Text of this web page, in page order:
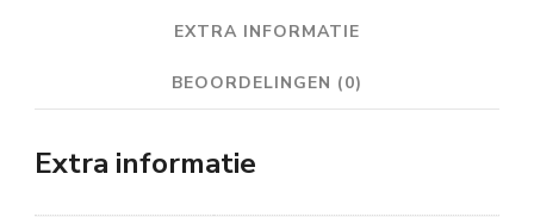
EXTRA INFORMATIE
BEOORDELINGEN (0)
Extra informatie